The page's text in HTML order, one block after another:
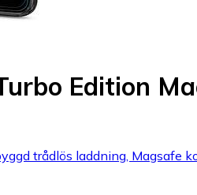
Edition
trådlös laddning, Magsafe